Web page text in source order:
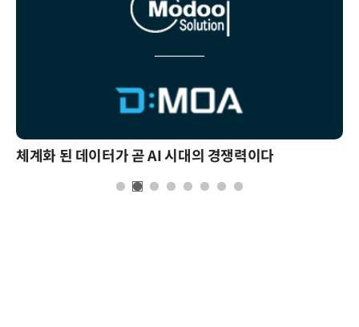
체계화 된 데이터가 곧 AI 시대의 경쟁력이다